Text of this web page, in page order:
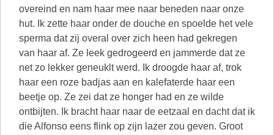
overeind en nam haar mee naar beneden naar onze
hut. Ik zette haar onder de douche en spoelde het vele
sperma dat zij overal over zich heen had gekregen
van haar af. Ze leek gedrogeerd en jammerde dat ze
net zo lekker geneuklt werd. Ik droogde haar af, trok
haar een roze badjas aan en kalefaterde haar een
beetje op. Ze zei dat ze honger had en ze wilde
ontbijten. Ik bracht haar naar de eetzaal en dacht dat ik
die Alfonso eens flink op zijn lazer zou geven. Groot